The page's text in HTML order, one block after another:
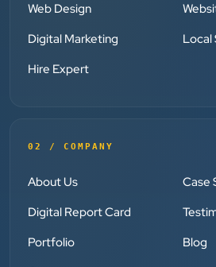
and supported us with prompt,
understand healthcare marketing
recommend them for website
Dr. S. K. Agarwal
Absolutely happy with Clients
Web Design
Digital Marketing
Local
Hire Expert
02 / COMPANY
About Us
Case
Digital Report Card
Portfolio
Blog